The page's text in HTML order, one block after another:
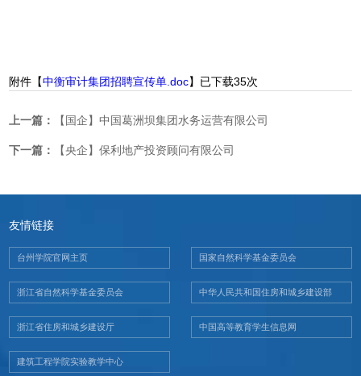
附件【中衡审计集团招聘宣传单.doc】已下载35次
上一篇： 【国企】中国葛洲坝集团水务运营有限公司
下一篇： 【央企】保利地产投资顾问有限公司
友情链接
台州学院官网主页 国家自然科学基金委员会
浙江省自然科学基金委员会 中华人民共和国住房和城乡建设部
浙江省住房和城乡建设厅 中国高等教育学生信息网
建筑工程学院实验教学中心